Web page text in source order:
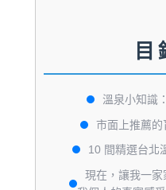
目
溫泉小知識
市面上推薦的
10 間精選台北
現在，讓我一